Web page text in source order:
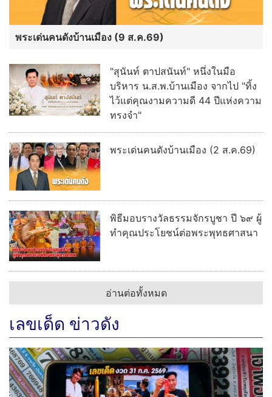
พระเด่นคนดังบ้านเมือง (2 ส.ค.69)
พิธีมอบรางวัลธรรมจักรบูชา ปี ๖๙ ผู้
ทำคุณประโยชน์ต่อพระพุทธศาสนา
เลขเด็ด ข่าวดัง
เลขคนดัง กุ้ง-จ๊ะ-บอล มาแรง คอหวยชัยนาทเหมาเกลี้ยง
แผง